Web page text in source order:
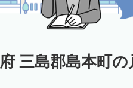
三島郡島本町